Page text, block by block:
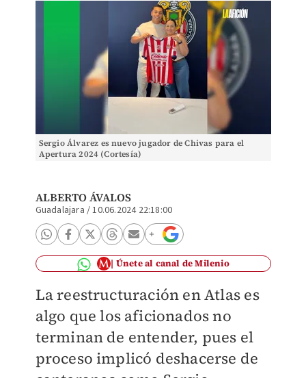
Sergio Álvarez es nuevo jugador de Chivas para el
Apertura 2024 (Cortesía)
ALBERTO ÁVALOS
Guadalajara /10.06.2024 22:18:00
Únete al canal de Milenio
La reestructuración en Atlas es
algo que los aficionados no
terminan de entender, pues el
proceso implicó deshacerse de